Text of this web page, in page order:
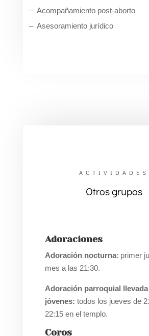
– Acompañamiento post-aborto
– Asesoramiento jurídico
ACTIVIDADES
Otros grupos
Adoraciones
Adoración nocturna: primer
mes a las 21:30.
Adoración parroquial
jóvenes: todos los jueves de
22:15 en el templo.
Coros